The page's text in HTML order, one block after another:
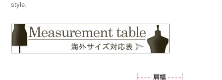
style.